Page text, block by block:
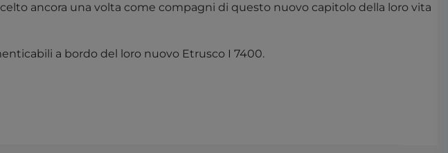
ancora una volta come compagni di questo nuovo capitolo della loro vita
a bordo del loro nuovo Etrusco I 7400.